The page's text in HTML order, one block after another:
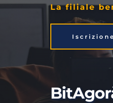
La filiale